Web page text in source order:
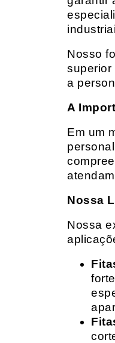
Nosso
superior
a
A
Em um
Nossa
Nossa